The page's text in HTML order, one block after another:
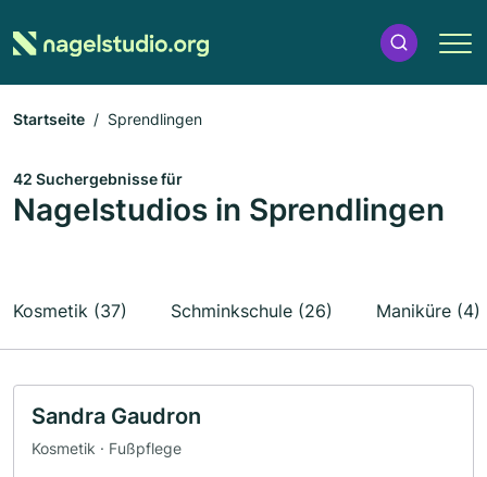
Startseite Sprendlingen
42 Suchergebnisse für
Nagelstudios in Sprendlingen
Kosmetik (37) Schminkschule (26) Maniküre (4)
Sandra Gaudron
Kosmetik · Fußpflege